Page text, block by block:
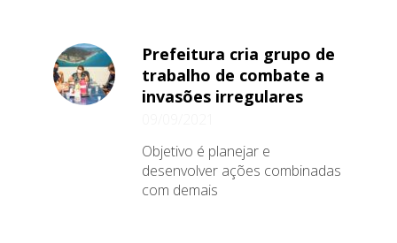
Prefeitura cria grupo de
trabalho de combate a
invasões irregulares
Objetivo é planejar e
desenvolver ações combinadas
com demais